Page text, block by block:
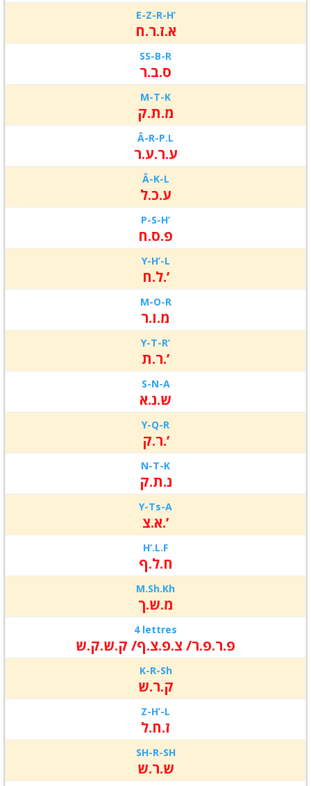
E-Z-R-H’
א.ז.ר.ח
SS-B-R
ס.ב.ר
M-T-K
מ.ת.ק
Â-R-P.L
ע.ר.ע.ר
Â-K-L
ע.כ.ל
P-S-H’
פ.ס.ח
Y-H’-L
ל.ח.’
M-O-R
מ.ו.ר
Y-T-R’
ר.ת.’
S-N-A
ש.נ.א
Y-Q-R
ר.ק.’
N-T-K
נ.ת.ק
Y-Ts-A
א.צ.’
H’.L.F
ח.ל.ף
M.Sh.Kh
מ.ש.ך
4 lettres
פ.ר.פ.ר/ צ.פ.צ.ף/ ק.ש.ק.ש
K-R-Sh
ק.ר.ש
Z-H’-L
ז.ח.ל
SH-R-SH
ש.ר.ש